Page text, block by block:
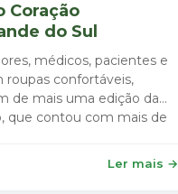
Coração
do Sul
médicos, pacientes e
roupas confortáveis,
de mais uma edição da
que contou com mais de
Ler mais →